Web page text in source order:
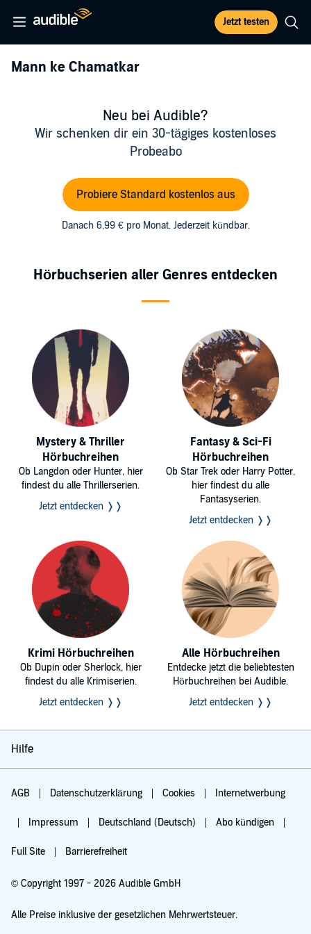
Jetzt testen
Mann ke Chamatkar
Neu bei Audible?
Wir schenken dir ein 30-tägiges kostenloses
Probeabo
Probiere Standard kostenlos aus
Danach 6,99 € pro Monat. Jederzeit kündbar.
Hörbuchserien aller Genres entdecken
Mystery & Thriller
Hörbuchreihen
Ob Langdon oder Hunter, hier
findest du alle Thrillerserien.
Jetzt entdecken ❭❭
Fantasy & Sci-Fi
Hörbuchreihen
Ob Star Trek oder Harry Potter,
hier findest du alle
Fantasyserien.
Jetzt entdecken ❭❭
Krimi Hörbuchreihen
Ob Dupin oder Sherlock, hier
findest du alle Krimiserien.
Jetzt entdecken ❭❭
Alle Hörbuchreihen
Entdecke jetzt die beliebtesten
Hörbuchreihen bei Audible.
Jetzt entdecken ❭❭
Hilfe
AGB Datenschutzerklärung Cookies Internetwerbung
Impressum Deutschland (Deutsch) Abo kündigen
Full Site Barrierefreiheit
© Copyright 1997 - 2026 Audible GmbH
Alle Preise inklusive der gesetzlichen Mehrwertsteuer.